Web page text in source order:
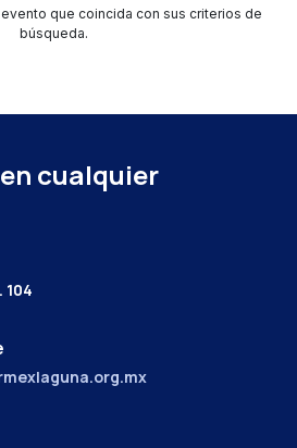
que coincida con sus criterios de
búsqueda.
cualquier
104